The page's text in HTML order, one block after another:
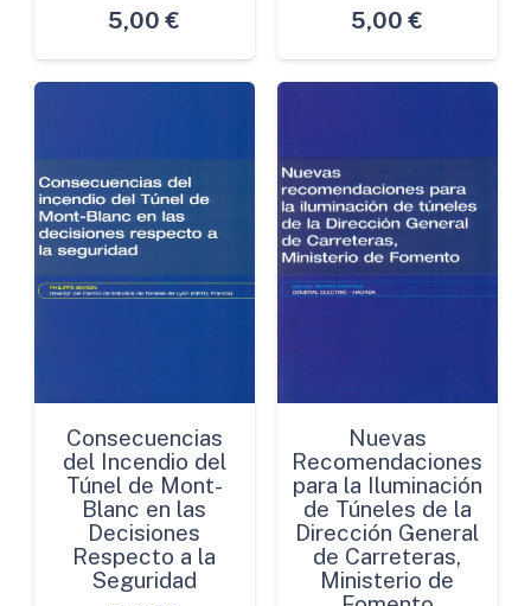
5,00 €
5,00 €
Consecuencias
del Incendio del
Túnel de Mont-
Blanc en las
Decisiones
Respecto a la
Seguridad
Nuevas
Recomendaciones
para la Iluminación
de Túneles de la
Dirección General
de Carreteras,
Ministerio de